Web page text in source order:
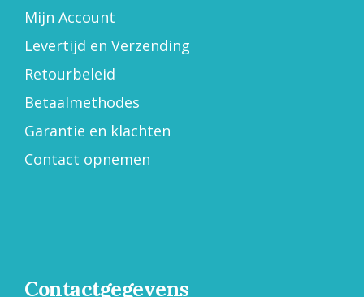
Mijn Account
Levertijd en Verzending
Retourbeleid
Betaalmethodes
Garantie en klachten
Contact opnemen
Contactgegevens